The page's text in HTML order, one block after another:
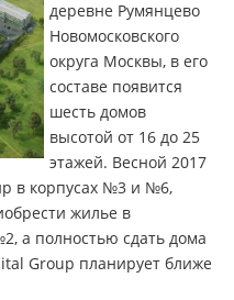
деревне Румянцево
Новомосковского
округа Москвы, в его
составе появится
шесть домов
высотой от 16 до 25
этажей. Весной 2017
в корпусах №3 и №6,
жилье в
а полностью сдать дома
Group планирует ближе